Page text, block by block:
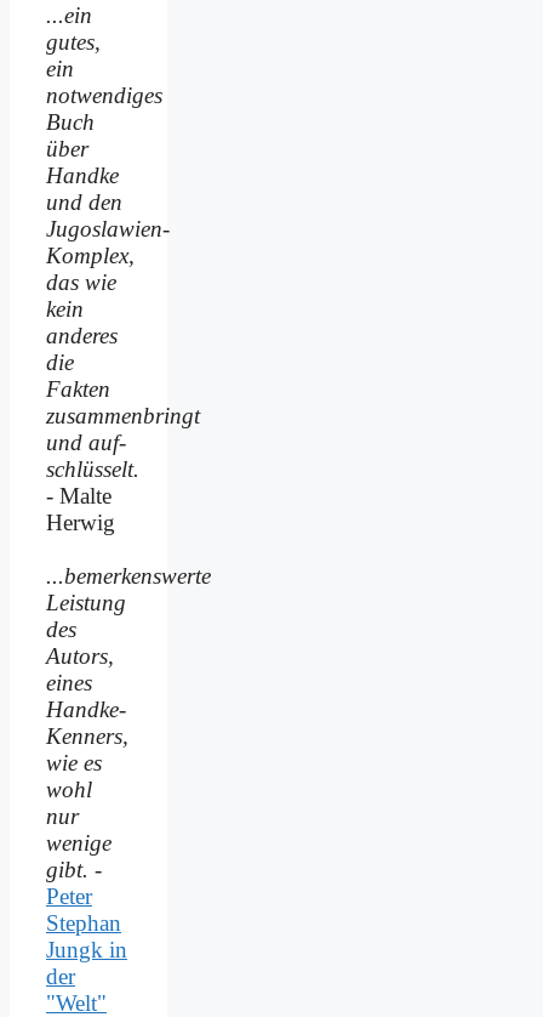
...ein
gutes,
ein
notwendiges
Buch
über
Handke
und den
Jugoslawien-
Komplex,
das wie
kein
anderes
die
Fakten
zusammenbringt
und auf­
schlüsselt.
- Malte
Herwig
...bemerkenswerte
Leistung
des
Autors,
eines
Handke-
Kenners,
wie es
wohl
nur
wenige
gibt. -
Peter
Stephan
Jungk in
der
"Welt"